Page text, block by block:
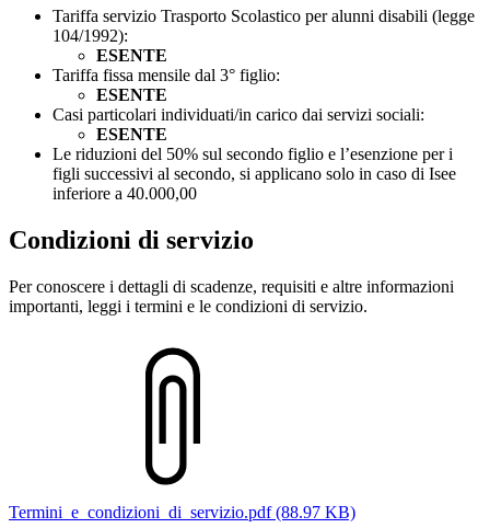
Tariffa servizio Trasporto Scolastico per alunni disabili (legge
104/1992):
ESENTE
Tariffa fissa mensile dal 3° figlio:
ESENTE
Casi particolari individuati/in carico dai servizi sociali:
ESENTE
Le riduzioni del 50% sul secondo figlio e l’esenzione per i
figli successivi al secondo, si applicano solo in caso di Isee
inferiore a 40.000,00
Condizioni di servizio
Per conoscere i dettagli di scadenze, requisiti e altre informazioni
importanti, leggi i termini e le condizioni di servizio.
Termini_e_condizioni_di_servizio.pdf (88.97 KB)